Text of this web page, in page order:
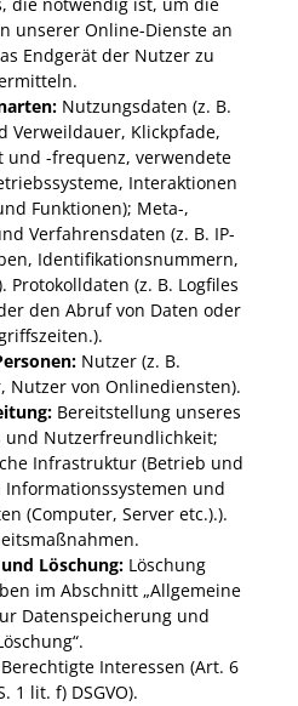
unserer Online-Dienste an
Endgerät der Nutzer zu
Nutzungsdaten (z. B.
Verweildauer, Klickpfade,
und -frequenz, verwendete
Interaktionen
Funktionen); Meta-,
Verfahrensdaten (z. B. IP-
Identifikationsnummern,
Protokolldaten (z. B. Logfiles
den Abruf von Daten oder
Nutzer (z. B.
Nutzer von Onlinediensten).
Bereitstellung unseres
und Nutzerfreundlichkeit;
Infrastruktur (Betrieb und
und
(Computer, Server etc.).).
Löschung: Löschung
im Abschnitt „Allgemeine
Datenspeicherung und
Interessen (Art. 6
1 lit. f) DSGVO).